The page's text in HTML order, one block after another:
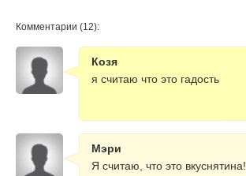
Комментарии (12):
Козя
я считаю что это гадость
Мэри
Я считаю, что это вкуснятина!